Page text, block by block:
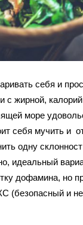
себя и
с жирной,
море
себя мучить и
одну
идеальный
дофамина, но
(безопасный и